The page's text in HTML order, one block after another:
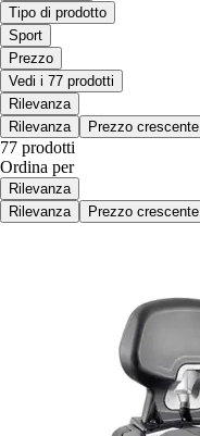
Tipo di prodotto
Sport
Prezzo
Vedi i 77 prodotti
Rilevanza
Rilevanza
Prezzo crescente
77 prodotti
Ordina per
Rilevanza
Rilevanza
Prezzo crescente